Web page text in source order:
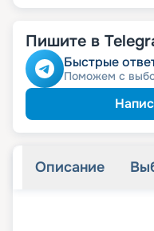
Пишите в
Быстрые
Поможем с
Описание